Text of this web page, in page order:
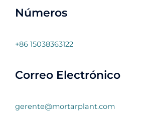
Números
+86 15038363122
Correo Electrónico
gerente@mortarplant.com